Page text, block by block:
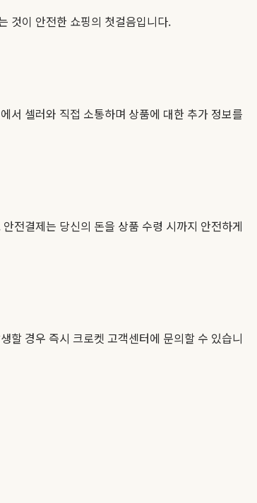
것이 안전한 쇼핑의 첫걸음입니다.
서 셀러와 직접 소통하며 상품에 대한 추가 정보를
전결제는 당신의 돈을 상품 수령 시까지 안전하게
할 경우 즉시 크로켓 고객센터에 문의할 수 있습니